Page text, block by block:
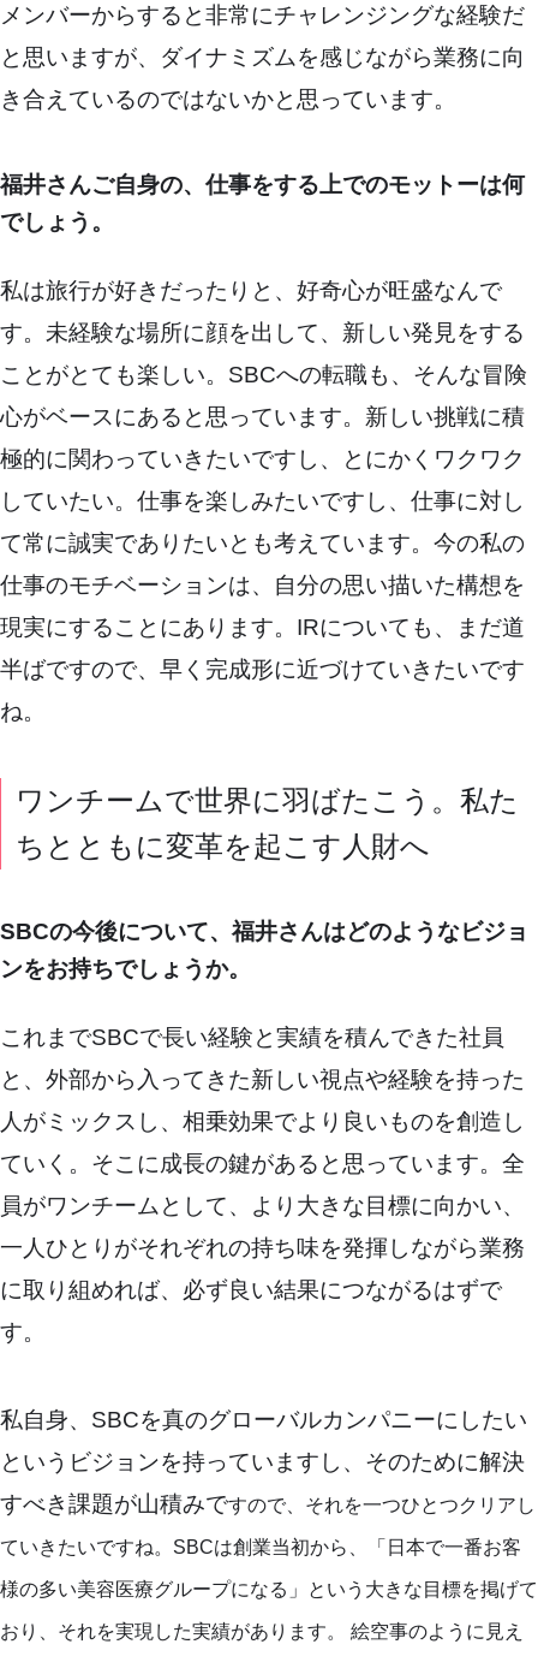
メンバーからすると非常にチャレンジングな経験だ
と思いますが、ダイナミズムを感じながら業務に向
き合えているのではないかと思っています。
福井さんご自身の、仕事をする上でのモットーは何
でしょう。
私は旅行が好きだったりと、好奇心が旺盛なんで
す。未経験な場所に顔を出して、新しい発見をする
ことがとても楽しい。SBCへの転職も、そんな冒険
心がベースにあると思っています。新しい挑戦に積
極的に関わっていきたいですし、とにかくワクワク
していたい。仕事を楽しみたいですし、仕事に対し
て常に誠実でありたいとも考えています。今の私の
仕事のモチベーションは、自分の思い描いた構想を
現実にすることにあります。IRについても、まだ道
半ばですので、早く完成形に近づけていきたいです
ね。
ワンチームで世界に羽ばたこう。私た
ちとともに変革を起こす人財へ
SBCの今後について、福井さんはどのようなビジョ
ンをお持ちでしょうか。
これまでSBCで長い経験と実績を積んできた社員
と、外部から入ってきた新しい視点や経験を持った
人がミックスし、相乗効果でより良いものを創造し
ていく。そこに成長の鍵があると思っています。全
員がワンチームとして、より大きな目標に向かい、
一人ひとりがそれぞれの持ち味を発揮しながら業務
に取り組めれば、必ず良い結果につながるはずで
す。
私自身、SBCを真のグローバルカンパニーにしたい
というビジョンを持っていますし、そのために解決
すべき課題が山積みですので、それを一つひとつクリアし
ていきたいですね。SBCは創業当初から、「日本で一番お客
様の多い美容医療グループになる」という大きな目標を掲げて
おり、それを実現した実績があります。 絵空事のように見え